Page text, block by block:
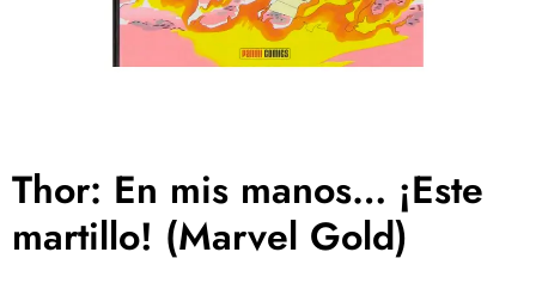
Thor: En mis manos… ¡Este
martillo! (Marvel Gold)